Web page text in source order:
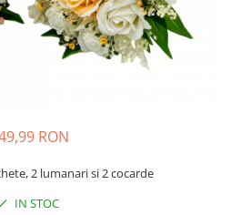
RON
2 lumanari si 2 cocarde
IN STOC